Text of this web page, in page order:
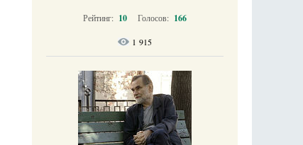
Рейтинг: 10 Голосов: 166
1 915